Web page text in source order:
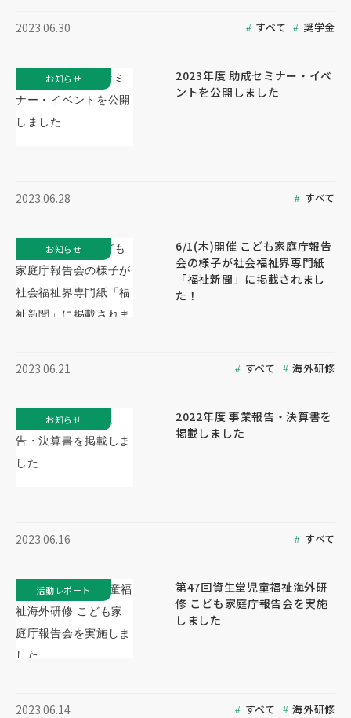
2023.06.30 すべて 奨学金
2023年度 助成セミナー・イベ
ントを公開しました
2023.06.28 すべて
お知らせ
6/1(木)開催 こども家庭庁報告
会の様子が社会福祉界専門紙
「福祉新聞」に掲載されまし
た！
2023.06.21 すべて 海外研修
お知らせ
2022年度 事業報告・決算書を
掲載しました
2023.06.16 すべて
お知らせ
第47回資生堂児童福祉海外研
修 こども家庭庁報告会を実施
しました
2023.06.14 すべて 海外研修
活動レポート